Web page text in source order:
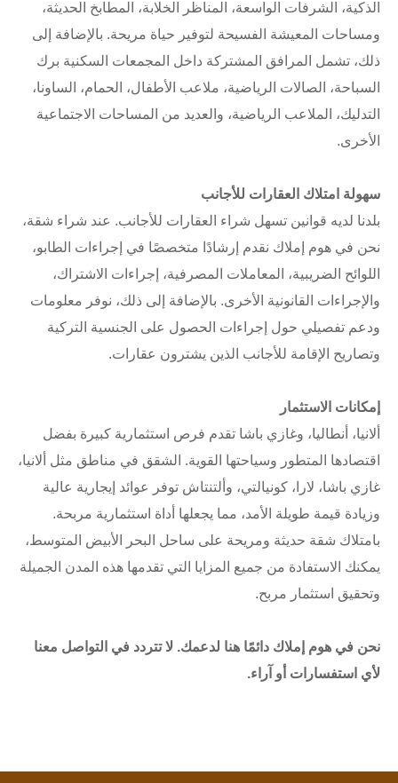
الذكية، الشرفات الواسعة، المناظر الخلابة، المطابخ الحديثة،
ومساحات المعيشة الفسيحة لتوفير حياة مريحة. بالإضافة إلى
ذلك، تشمل المرافق المشتركة داخل المجمعات السكنية برك
السباحة، الصالات الرياضية، ملاعب الأطفال، الحمام، الساونا،
التدليك، الملاعب الرياضية، والعديد من المساحات الاجتماعية
الأخرى.
سهولة امتلاك العقارات للأجانب
بلدنا لديه قوانين تسهل شراء العقارات للأجانب. عند شراء شقة،
نحن في هوم إملاك نقدم إرشادًا متخصصًا في إجراءات الطابو،
اللوائح الضريبية، المعاملات المصرفية، إجراءات الاشتراك،
والإجراءات القانونية الأخرى. بالإضافة إلى ذلك، نوفر معلومات
ودعم تفصيلي حول إجراءات الحصول على الجنسية التركية
وتصاريح الإقامة للأجانب الذين يشترون عقارات.
إمكانات الاستثمار
ألانيا، أنطاليا، وغازي باشا تقدم فرص استثمارية كبيرة بفضل
اقتصادها المتطور وسياحتها القوية. الشقق في مناطق مثل ألانيا،
غازي باشا، لارا، كونيالتي، وألتنتاش توفر عوائد إيجارية عالية
وزيادة قيمة طويلة الأمد، مما يجعلها أداة استثمارية مربحة.
بامتلاك شقة حديثة ومريحة على ساحل البحر الأبيض المتوسط،
يمكنك الاستفادة من جميع المزايا التي تقدمها هذه المدن الجميلة
وتحقيق استثمار مربح.
نحن في هوم إملاك دائمًا هنا لدعمك. لا تتردد في التواصل معنا
لأي استفسارات أو آراء.